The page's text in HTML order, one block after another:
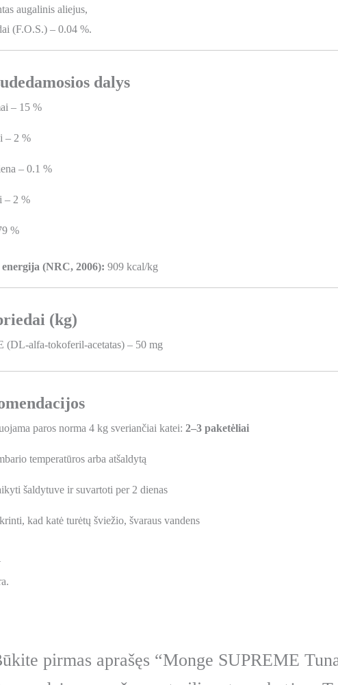
augalinis aliejus,
(F.O.S.) – 0.04 %.
dalys
– 15 %
– 2 %
– 0.1 %
– 2 %
%
(NRC, 2006): 909 kcal/kg
(kg)
(DL-alfa-tokoferil-acetatas) – 50 mg
paros norma 4 kg sveriančiai katei: 2–3 paketėliai
temperatūros arba atšaldytą
šaldytuve ir suvartoti per 2 dienas
kad katė turėtų šviežio, švaraus vandens
pirmas aprašęs “Monge SUPREME